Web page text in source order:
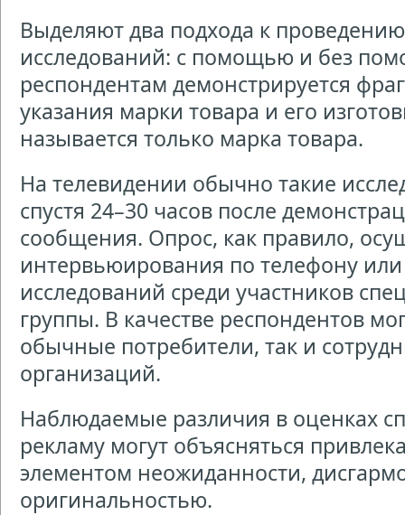
Выделяют два подхода к
исследований: с помощью и без
респондентам демонстрируется
указания марки товара и его
называется только марка товара.
На телевидении обычно такие
спустя 24–30 часов после
сообщения. Опрос, как правило,
интервьюирования по телефону
исследований среди участников
группы. В качестве респондентов
обычные потребители, так и
организаций.
Наблюдаемые различия в оценках
рекламу могут объясняться
элементом неожиданности,
оригинальностью.